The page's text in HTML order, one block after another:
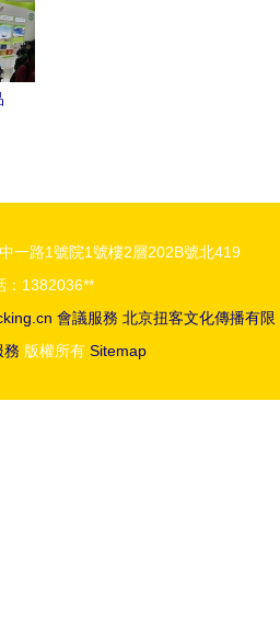
一路1號院1號樓2層202B號北419
：1382036**
會議服務 北京扭客文化傳播有限
務 版權所有 Sitemap